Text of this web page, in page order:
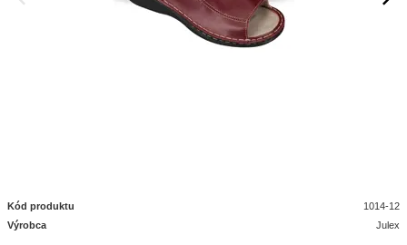
Kód produktu
1014-12
Výrobca
Julex